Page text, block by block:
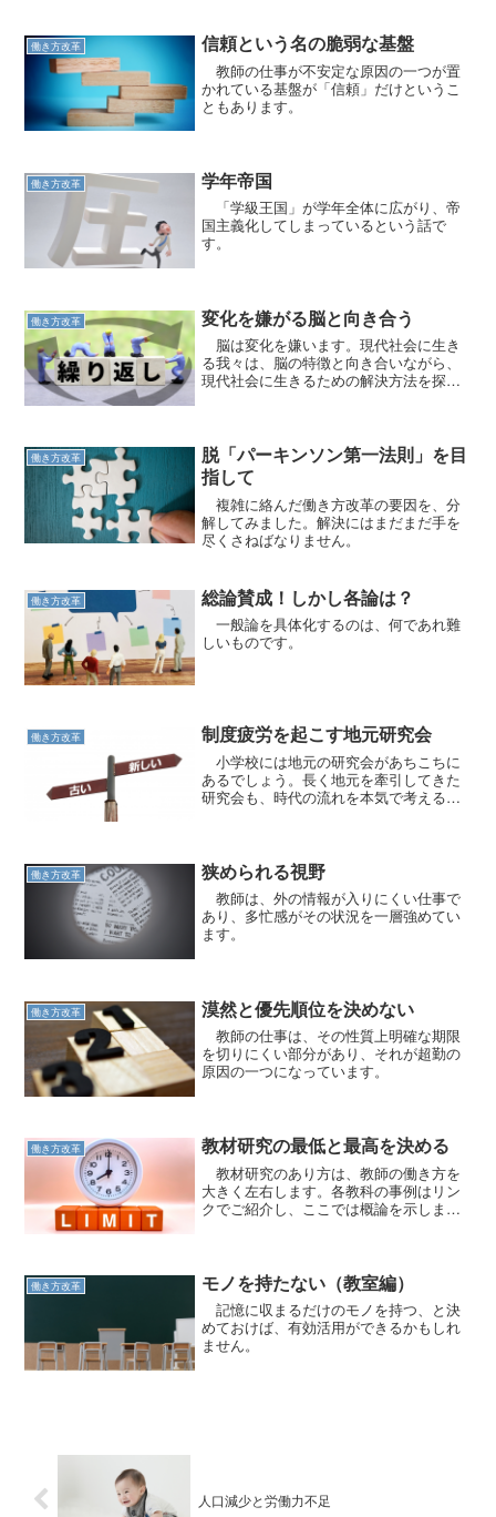
働き方改革 信頼という名の脆弱な基盤
教師の仕事が不安定な原因の一つが置
かれている基盤が「信頼」だけというこ
ともあります。
働き方改革 学年帝国
「学級王国」が学年全体に広がり、帝
国主義化してしまっているという話で
す。
働き方改革 変化を嫌がる脳と向き合う
脳は変化を嫌います。現代社会に生き
る我々は、脳の特徴と向き合いながら、
現代社会に生きるための解決方法を探す
働き方改革
脱「パーキンソン第一法則」を目
指して
複雑に絡んだ働き方改革の要因を、分
解してみました。解決にはまだまだ手を
尽くさねばなりません。
働き方改革 総論賛成！しかし各論は？
一般論を具体化するのは、何であれ難
しいものです。
働き方改革 制度疲労を起こす地元研究会
小学校には地元の研究会があちこちに
あるでしょう。長く地元を牽引してきた
研究会も、時代の流れを本気で考える時
働き方改革 狭められる視野
教師は、外の情報が入りにくい仕事で
あり、多忙感がその状況を一層強めてい
ます。
働き方改革 漠然と優先順位を決めない
教師の仕事は、その性質上明確な期限
を切りにくい部分があり、それが超勤の
原因の一つになっています。
働き方改革 教材研究の最低と最高を決める
教材研究のあり方は、教師の働き方を
大きく左右します。各教科の事例はリン
クでご紹介し、ここでは概論を示しま
働き方改革 モノを持たない（教室編）
記憶に収まるだけのモノを持つ、と決
めておけば、有効活用ができるかもしれ
ません。
人口減少と労働力不足